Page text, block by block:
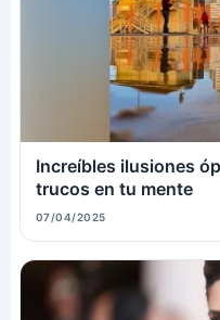
Increíbles ilusiones
trucos en tu mente
07/04/2025